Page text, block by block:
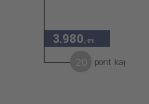
3.980 ,-Ft
pont kapható